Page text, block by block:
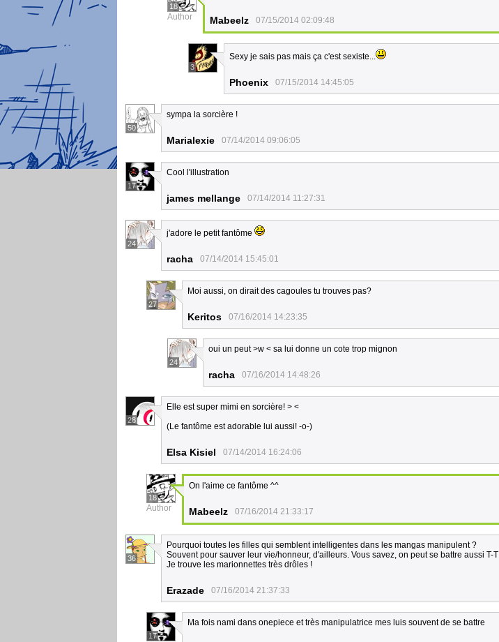
18
Author Mabeelz 07/15/2014 02:09:48
3
Sexy je sais pas mais ça c'est sexiste...
Phoenix 07/15/2014 14:45:05
50
sympa la sorcière !
Marialexie 07/14/2014 09:06:05
17
Cool l'illustration
james mellange 07/14/2014 11:27:31
24
j'adore le petit fantôme
racha 07/14/2014 15:45:01
27
Moi aussi, on dirait des cagoules tu trouves pas?
Keritos 07/16/2014 14:23:35
24
oui un peut >w < sa lui donne un cote trop mignon
racha 07/16/2014 14:48:26
28
Elle est super mimi en sorcière! > <
(Le fantôme est adorable lui aussi! -o-)
Elsa Kisiel 07/14/2014 16:24:06
18
Author
On l'aime ce fantôme ^^
Mabeelz 07/16/2014 21:33:17
36
Pourquoi toutes les filles qui semblent intelligentes dans les mangas manipulent ?
Souvent pour sauver leur vie/honneur, d'ailleurs. Vous savez, on peut se battre aussi T-T
Je trouve les marionnettes très drôles !
Erazade 07/16/2014 21:37:33
17
Ma fois nami dans onepiece et très manipulatrice mes luis souvent de se battre